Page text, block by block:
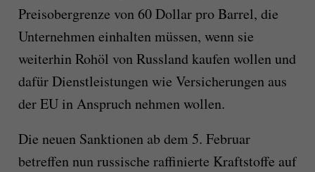
Preisobergrenze von 60 Dollar pro Barrel, die
Unternehmen einhalten müssen, wenn sie
weiterhin Rohöl von Russland kaufen wollen und
dafür Dienstleistungen wie Versicherungen aus
der EU in Anspruch nehmen wollen.
Die neuen Sanktionen ab dem 5. Februar
betreffen nun russische raffinierte Kraftstoffe auf